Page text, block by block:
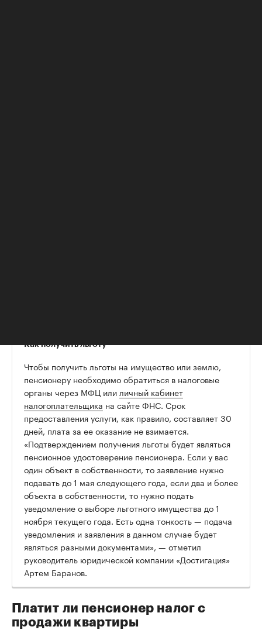
Как получить льготу
Чтобы получить льготы на имущество или землю,
пенсионеру необходимо обратиться в налоговые
органы через МФЦ или личный кабинет
налогоплательщика на сайте ФНС. Срок
предоставления услуги, как правило, составляет 30
дней, плата за ее оказание не взимается.
«Подтверждением получения льготы будет являться
пенсионное удостоверение пенсионера. Если у вас
один объект в собственности, то заявление нужно
подавать до 1 мая следующего года, если два и более
объекта в собственности, то нужно подать
уведомление о выборе льготного имущества до 1
ноября текущего года. Есть одна тонкость — подача
уведомления и заявления в данном случае будет
являться разными документами», — отметил
руководитель юридической компании «Достигация»
Артем Баранов.
Платит ли пенсионер налог с
продажи квартиры